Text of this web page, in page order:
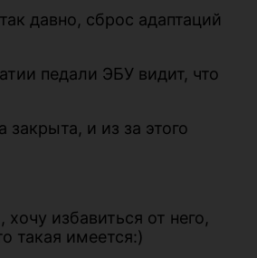
давно, сброс адаптаций
педали ЭБУ видит, что
и из за этого
избавиться от него,
такая имеется:)